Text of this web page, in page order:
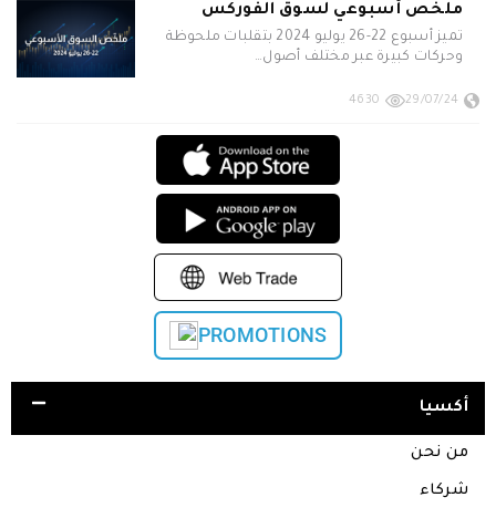
ملخص أسبوعي لسوق الفوركس
تميز أسبوع 22-26 يوليو 2024 بتقلبات ملحوظة
وحركات كبيرة عبر مختلف أصول…
29/07/24
4630
PROMOTIONS
أكسيا
من نحن
شركاء